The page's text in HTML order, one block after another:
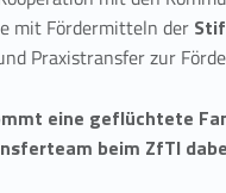
mit Fördermitteln der
Praxistransfer zur
eine geflüchtete
beim ZfTI